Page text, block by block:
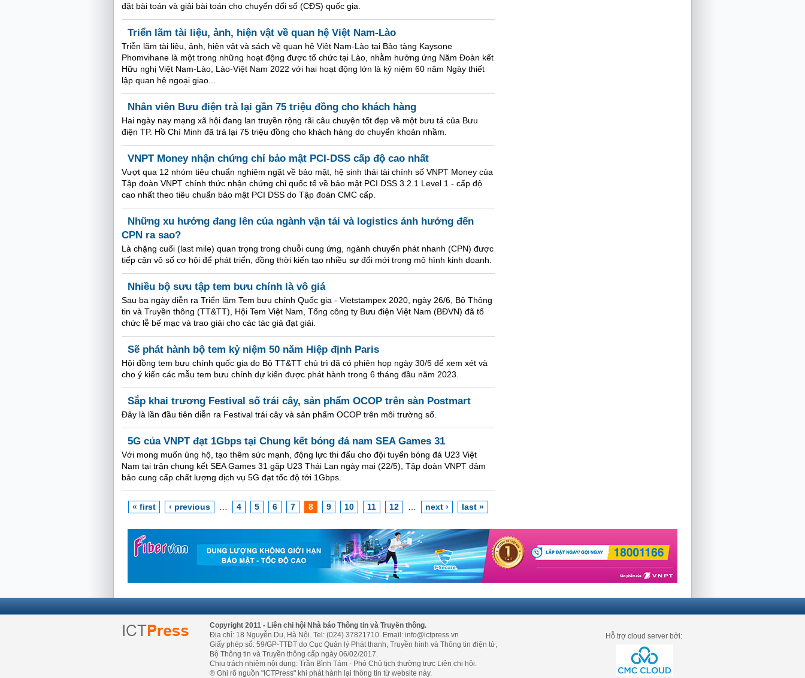
đặt bài toán và giải bài toán cho chuyển đổi số (CĐS) quốc gia.
Triển lãm tài liệu, ảnh, hiện vật về quan hệ Việt Nam-Lào
Triễn lãm tài liệu, ảnh, hiện vật và sách về quan hệ Việt Nam-Lào tại Bảo tàng Kaysone
Phomvihane là một trong những hoạt động được tổ chức tại Lào, nhằm hưởng ứng Năm Đoàn kết
Hữu nghị Việt Nam-Lào, Lào-Việt Nam 2022 với hai hoạt động lớn là kỷ niệm 60 năm Ngày thiết
lập quan hệ ngoại giao...
Nhân viên Bưu điện trả lại gần 75 triệu đồng cho khách hàng
Hai ngày nay mạng xã hội đang lan truyền rộng rãi câu chuyện tốt đẹp về một bưu tá của Bưu
điện TP. Hồ Chí Minh đã trả lại 75 triệu đồng cho khách hàng do chuyển khoản nhầm.
VNPT Money nhận chứng chỉ bảo mật PCI-DSS cấp độ cao nhất
Vượt qua 12 nhóm tiêu chuẩn nghiêm ngặt về bảo mật, hệ sinh thái tài chính số VNPT Money của
Tập đoàn VNPT chính thức nhận chứng chỉ quốc tế về bảo mật PCI DSS 3.2.1 Level 1 - cấp độ
cao nhất theo tiêu chuẩn bảo mật PCI DSS do Tập đoàn CMC cấp.
Những xu hướng đang lên của ngành vận tải và logistics ảnh hưởng đến
CPN ra sao?
Là chặng cuối (last mile) quan trọng trong chuỗi cung ứng, ngành chuyển phát nhanh (CPN) được
tiếp cận vô số cơ hội để phát triển, đồng thời kiến tạo nhiều sự đổi mới trong mô hình kinh doanh.
Nhiều bộ sưu tập tem bưu chính là vô giá
Sau ba ngày diễn ra Triển lãm Tem bưu chính Quốc gia - Vietstampex 2020, ngày 26/6, Bộ Thông
tin và Truyền thông (TT&TT), Hội Tem Việt Nam, Tổng công ty Bưu điện Việt Nam (BĐVN) đã tổ
chức lễ bế mạc và trao giải cho các tác giả đạt giải.
Sẽ phát hành bộ tem kỷ niệm 50 năm Hiệp định Paris
Hội đồng tem bưu chính quốc gia do Bộ TT&TT chủ trì đã có phiên họp ngày 30/5 để xem xét và
cho ý kiến các mẫu tem bưu chính dự kiến được phát hành trong 6 tháng đầu năm 2023.
Sắp khai trương Festival số trái cây, sản phẩm OCOP trên sàn Postmart
Đây là lần đầu tiên diễn ra Festival trái cây và sản phẩm OCOP trên môi trường số.
5G của VNPT đạt 1Gbps tại Chung kết bóng đá nam SEA Games 31
Với mong muốn ủng hộ, tạo thêm sức mạnh, động lực thi đấu cho đội tuyển bóng đá U23 Việt
Nam tại trận chung kết SEA Games 31 gặp U23 Thái Lan ngày mai (22/5), Tập đoàn VNPT đảm
bảo cung cấp chất lượng dịch vụ 5G đạt tốc độ tới 1Gbps.
« first ‹ previous 4 5 6 7 8 9 10 11 12 next › last »
Copyright 2011 - Liên chi hội Nhà báo Thông tin và Truyền thông.
Địa chỉ: 18 Nguyễn Du, Hà Nội. Tel: (024) 37821710. Email: info@ictpress.vn
Giấy phép số: 59/GP-TTĐT do Cục Quản lý Phát thanh, Truyền hình và Thông tin điện tử,
Bộ Thông tin và Truyền thông cấp ngày 06/02/2017.
Chịu trách nhiệm nội dung: Trần Bình Tám - Phó Chủ tịch thường trực Liên chi hội.
® Ghi rõ nguồn "ICTPress" khi phát hành lại thông tin từ website này.
Hỗ trợ cloud server bởi: